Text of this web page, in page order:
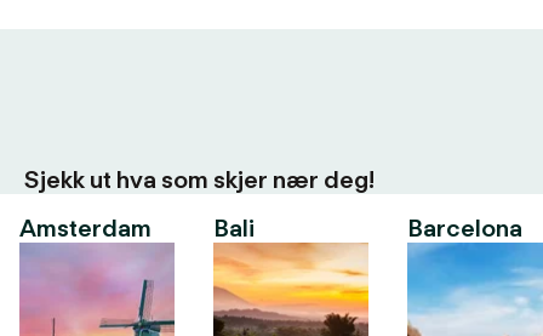
Sjekk ut hva som skjer nær deg!
Amsterdam
Bali Barcelona